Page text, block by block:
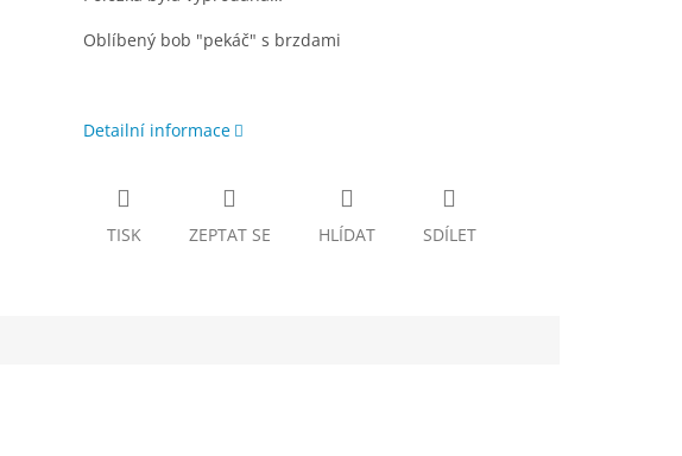
Oblíbený bob "pekáč" s brzdami
Detailní informace
TISK ZEPTAT SE HLÍDAT SDÍLET